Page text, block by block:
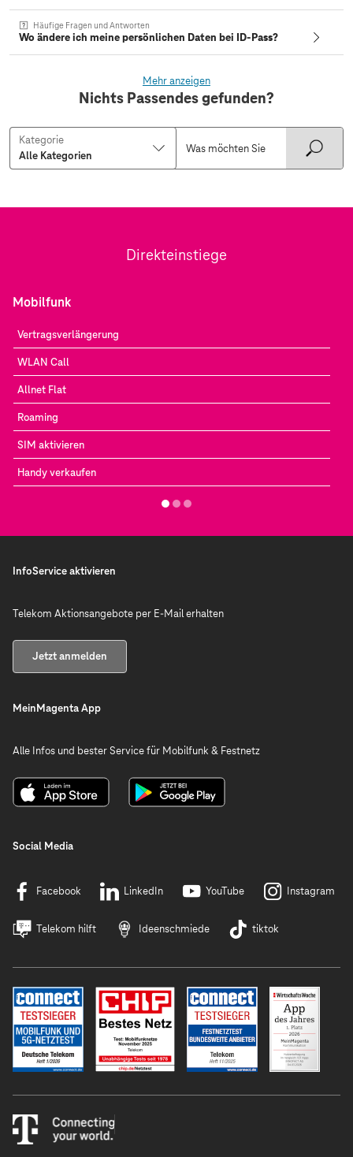
Häufige Fragen und Antworten
Wo ändere ich meine persönlichen Daten bei ID-Pass?
Mehr anzeigen
Nichts Passendes gefunden?
Kategorie
Direkteinstiege
Mobilfunk
Vertragsverlängerung
WLAN Call
Allnet Flat
Roaming
SIM aktivieren
Handy verkaufen
InfoService aktivieren
Telekom Aktionsangebote per E-Mail erhalten
Jetzt anmelden
MeinMagenta App
Alle Infos und bester Service für Mobilfunk & Festnetz
Social Media
Facebook LinkedIn YouTube Instagram
Telekom hilft Ideenschmiede tiktok